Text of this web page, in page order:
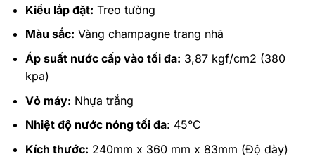
Kiểu lắp đặt: Treo tường
Màu sắc: Vàng champagne trang nhã
Áp suất nước cấp vào tối đa: 3,87 kgf/cm2 (380
kpa)
Vỏ máy: Nhựa trắng
Nhiệt độ nước nóng tối đa: 45°C
Kích thước: 240mm x 360 mm x 83mm (Độ dày)